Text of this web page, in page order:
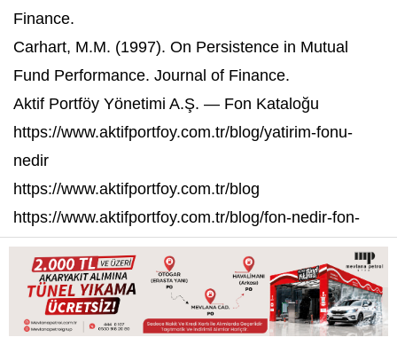
Finance.
Carhart, M.M. (1997). On Persistence in Mutual
Fund Performance. Journal of Finance.
Aktif Portföy Yönetimi A.Ş. — Fon Kataloğu
https://www.aktifportfoy.com.tr/blog/yatirim-fonu-
nedir
https://www.aktifportfoy.com.tr/blog
https://www.aktifportfoy.com.tr/blog/fon-nedir-fon-
nasil-alinir
YORUM EKLE